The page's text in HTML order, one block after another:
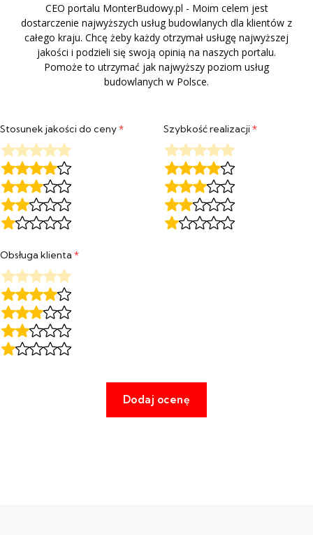
CEO portalu MonterBudowy.pl - Moim celem jest
dostarczenie najwyższych usług budowlanych dla klientów z
całego kraju. Chcę żeby każdy otrzymał usługę najwyższej
jakości i podzieli się swoją opinią na naszych portalu.
Pomoże to utrzymać jak najwyższy poziom usług
budowlanych w Polsce.
Stosunek jakości do ceny* Szybkość realizacji*
Obsługa klienta *